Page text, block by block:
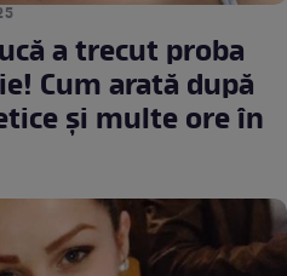
a trecut proba
Cum arată după
şi multe ore în